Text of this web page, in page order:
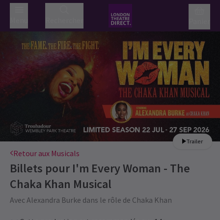
Trailer
Retour aux Musicals
Billets pour I'm Every Woman - The
Chaka Khan Musical
Avec Alexandra Burke dans le rôle de Chaka Khan